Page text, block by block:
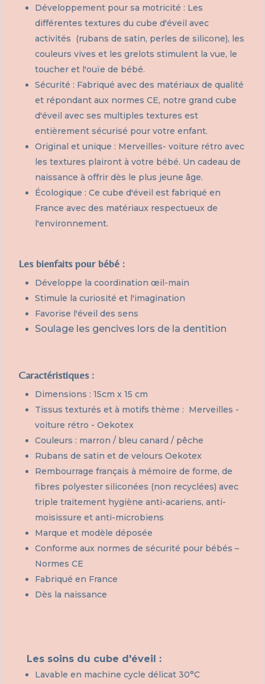
Développement pour sa motricité : Les
différentes textures du cube d'éveil avec
activités (rubans de satin, perles de silicone), les
couleurs vives et les grelots stimulent la vue, le
toucher et l'ouïe de bébé.
Sécurité : Fabriqué avec des matériaux de qualité
et répondant aux normes CE, notre grand cube
d'éveil avec ses multiples textures est
entièrement sécurisé pour votre enfant.
Original et unique : Merveilles- voiture rétro avec
les textures plairont à votre bébé. Un cadeau de
naissance à offrir dès le plus jeune âge.
Écologique : Ce cube d'éveil est fabriqué en
France avec des matériaux respectueux de
l'environnement.
Les bienfaits pour bébé :
Développe la coordination œil-main
Stimule la curiosité et l'imagination
Favorise l'éveil des sens
Soulage les gencives lors de la dentition
Caractéristiques :
Dimensions : 15cm x 15 cm
Tissus texturés et à motifs thème : Merveilles -
voiture rétro - Oekotex
Couleurs : marron / bleu canard / pêche
Rubans de satin et de velours Oekotex
Rembourrage français à mémoire de forme, de
fibres polyester siliconées (non recyclées) avec
triple traitement hygiène anti-acariens, anti-
moisissure et anti-microbiens
Marque et modèle déposée
Conforme aux normes de sécurité pour bébés –
Normes CE
Fabriqué en France
Dès la naissance
Les soins du cube d'éveil :
Lavable en machine cycle délicat 30°C